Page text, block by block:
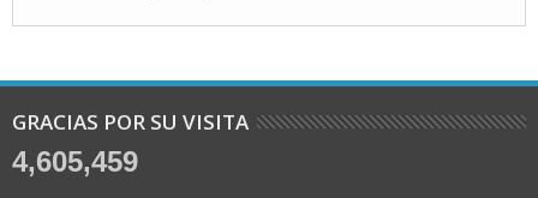
GRACIAS POR SU VISITA
4,605,459